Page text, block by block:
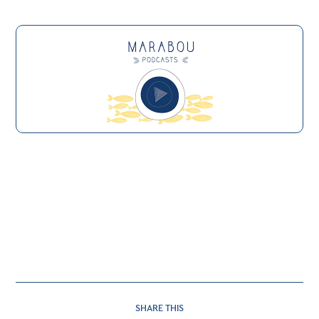
SHARE THISSHARE